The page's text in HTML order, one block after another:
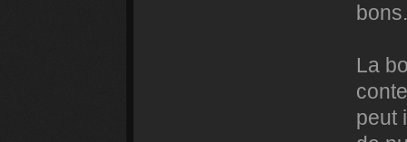
La
peut